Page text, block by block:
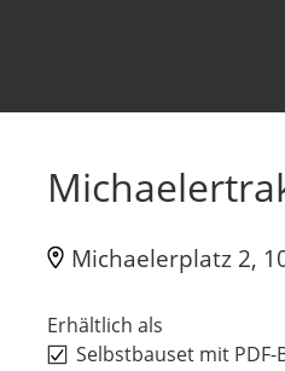
Michaelerplatz 2,
Erhältlich als
Selbstbauset mit